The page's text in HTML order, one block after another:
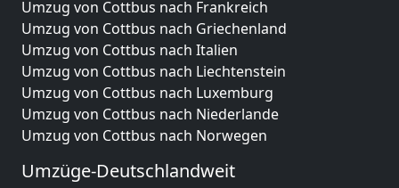
Umzug von Cottbus nach Frankreich
Umzug von Cottbus nach Griechenland
Umzug von Cottbus nach Italien
Umzug von Cottbus nach Liechtenstein
Umzug von Cottbus nach Luxemburg
Umzug von Cottbus nach Niederlande
Umzug von Cottbus nach Norwegen
Umzüge-Deutschlandweit